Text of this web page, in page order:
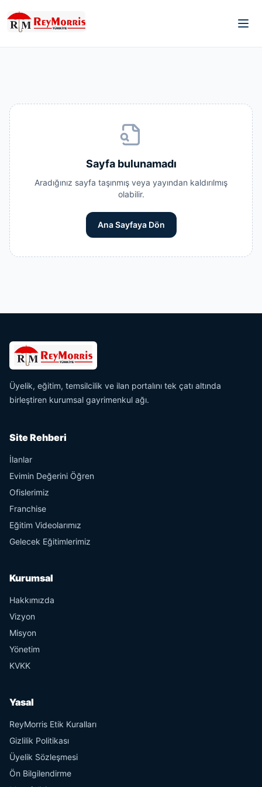
Sayfa bulunamadı
Aradığınız sayfa taşınmış veya yayından kaldırılmış
olabilir.
Ana Sayfaya Dön
Üyelik, eğitim, temsilcilik ve ilan portalını tek çatı altında
birleştiren kurumsal gayrimenkul ağı.
Site Rehberi
İlanlar
Evimin Değerini Öğren
Ofislerimiz
Franchise
Eğitim Videolarımız
Gelecek Eğitimlerimiz
Kurumsal
Hakkımızda
Vizyon
Misyon
Yönetim
KVKK
Yasal
ReyMorris Etik Kuralları
Gizlilik Politikası
Üyelik Sözleşmesi
Ön Bilgilendirme